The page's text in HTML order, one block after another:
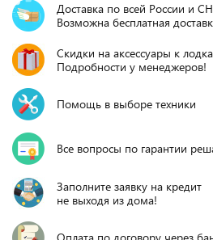
Доставка по всей России и
Возможна бесплатная
Скидки на аксессуары к
Подробности у менеджеров!
Помощь в выборе техники
Все вопросы по гарантии
Заполните заявку на кредит
не выходя из дома!